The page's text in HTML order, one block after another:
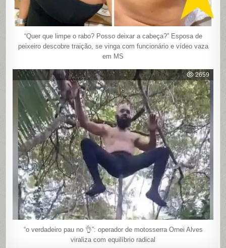
“Quer que limpe o rabo? Posso deixar a cabeça?” Esposa de
peixeiro descobre traição, se vinga com funcionário e vídeo vaza
em MS
2659
“o verdadeiro pau no 👌”: operador de motosserra Ornei Alves
viraliza com equilíbrio radical